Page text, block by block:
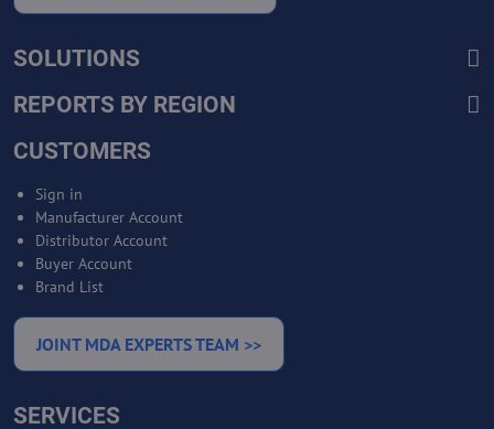
SOLUTIONS
REPORTS BY REGION
CUSTOMERS
Sign in
Manufacturer Account
Distributor Account
Buyer Account
Brand List
JOINT MDA EXPERTS TEAM >>
SERVICES